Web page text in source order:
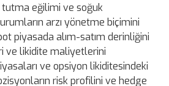
tutma eğilimi ve soğuk
arzı yönetme biçimini
piyasada alım-satım derinliğini
ve likidite maliyetlerini
ve opsiyon likiditesindeki
risk profilini ve hedge